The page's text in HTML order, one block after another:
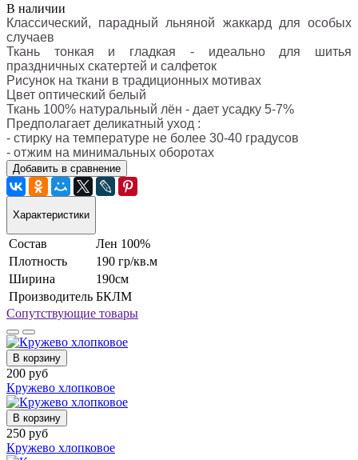
В наличии
Классический, парадный льняной жаккард для особых
случаев
Ткань тонкая и гладкая - идеально для шитья
праздничных скатертей и салфеток
Рисунок на ткани в традиционных мотивах
Цвет оптический белый
Ткань 100% натуральный лён - дает усадку 5-7%
Предполагает деликатный уход :
- стирку на температуре не более 30-40 градусов
- отжим на минимальных оборотах
Добавить в сравнение
Характеристики
Состав
Лен 100%
Плотность
190 гр/кв.м
Ширина
190см
Производитель БКЛМ
Сопутствующие товары
В корзину
200 руб
Кружево хлопковое
В корзину
250 руб
Кружево хлопковое